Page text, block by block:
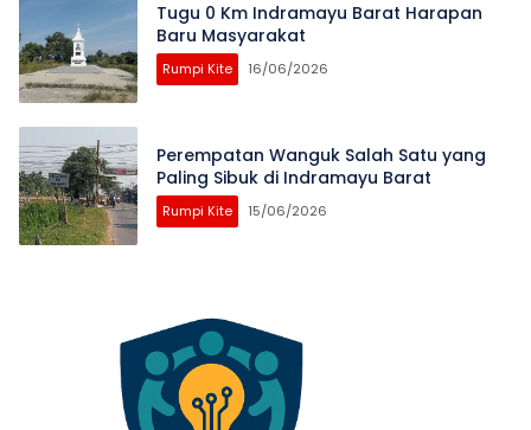
Tugu 0 Km Indramayu Barat Harapan
Baru Masyarakat
Rumpi Kite 16/06/2026
Perempatan Wanguk Salah Satu yang
Paling Sibuk di Indramayu Barat
Rumpi Kite 15/06/2026